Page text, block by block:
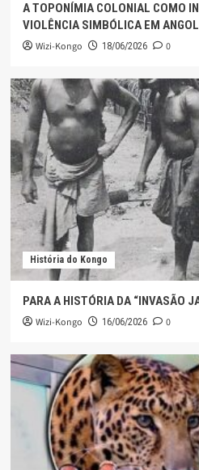
A TOPONÍMIA COLONIAL COMO
VIOLÊNCIA SIMBÓLICA EM
Wizi-Kongo 18/06/2026 0
História do Kongo
PARA A HISTÓRIA DA “INVASÃO
Wizi-Kongo 16/06/2026 0